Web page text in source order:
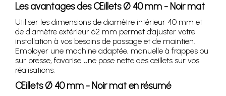
Les avantages des Œillets Ø 40 mm - Noir mat
Utiliser les dimensions de diamètre intérieur 40 mm et
de diamètre extérieur 62 mm permet d’ajuster votre
installation à vos besoins de passage et de maintien.
Employer une machine adaptée, manuelle à frappes ou
sur presse, favorise une pose nette des œillets sur vos
réalisations.
Œillets Ø 40 mm - Noir mat en résumé